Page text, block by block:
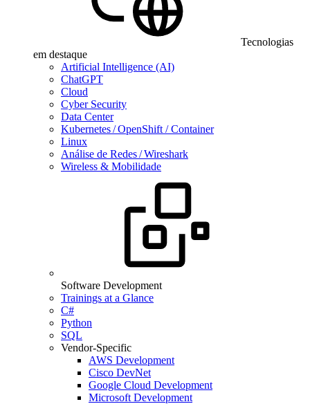
Tecnologias
em destaque
Artificial Intelligence (AI)
ChatGPT
Cloud
Cyber Security
Data Center
Kubernetes / OpenShift / Container
Linux
Análise de Redes / Wireshark
Wireless & Mobilidade
Software Development
Trainings at a Glance
C#
Python
SQL
Vendor-Specific
AWS Development
Cisco DevNet
Google Cloud Development
Microsoft Development